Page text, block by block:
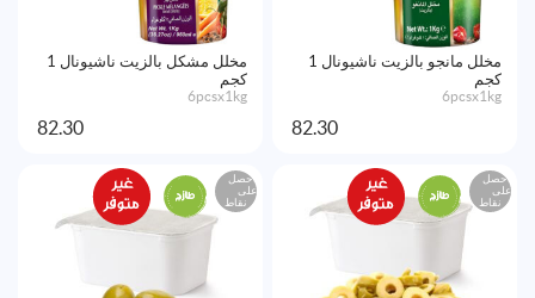
مخلل مانجو بالزيت ناشيونال 1
كجم
6pcsx1kg
82.30
مخلل مشكل بالزيت ناشيونال 1
كجم
6pcsx1kg
82.30
احصل
على
نقاط
احصل
على
نقاط